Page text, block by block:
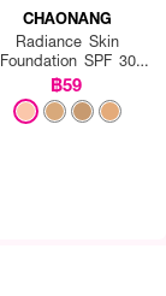
CHAONANG
Radiance Skin
Foundation SPF 30
PA+++
฿59